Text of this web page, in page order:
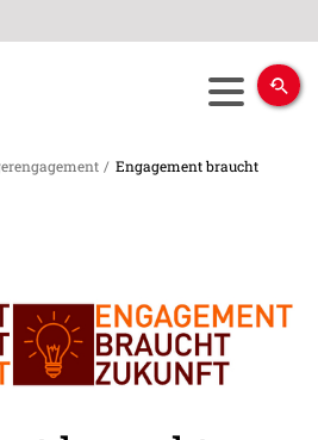
/ Engagement braucht